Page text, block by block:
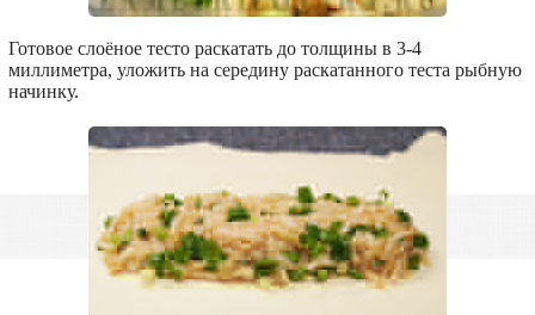
Готовое слоёное тесто раскатать до толщины в 3-4
миллиметра, уложить на середину раскатанного теста рыбную
начинку.